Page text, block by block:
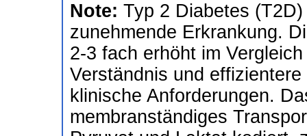
Note: Typ 2 Diabetes
zunehmende Erkrankung.
2-3 fach erhöht im
Verständnis und
klinische Anforderungen.
membranständiges